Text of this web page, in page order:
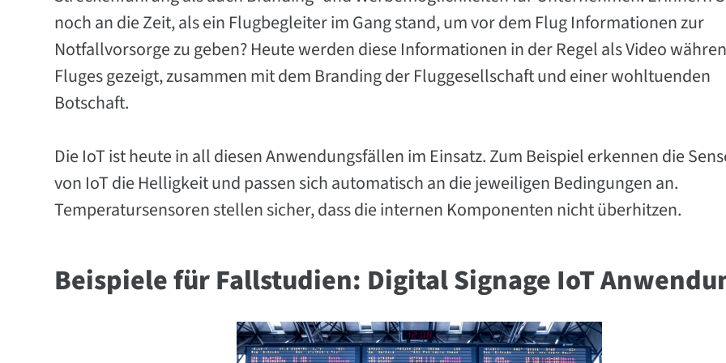
noch an die Zeit, als ein Flugbegleiter im Gang stand, um vor dem Flug Informationen zur
Notfallvorsorge zu geben? Heute werden diese Informationen in der Regel als Video
Fluges gezeigt, zusammen mit dem Branding der Fluggesellschaft und einer wohltuenden
Botschaft.
Die IoT ist heute in all diesen Anwendungsfällen im Einsatz. Zum Beispiel erkennen die
von IoT die Helligkeit und passen sich automatisch an die jeweiligen Bedingungen an.
Temperatursensoren stellen sicher, dass die internen Komponenten nicht überhitzen.
Beispiele für Fallstudien: Digital Signage IoT